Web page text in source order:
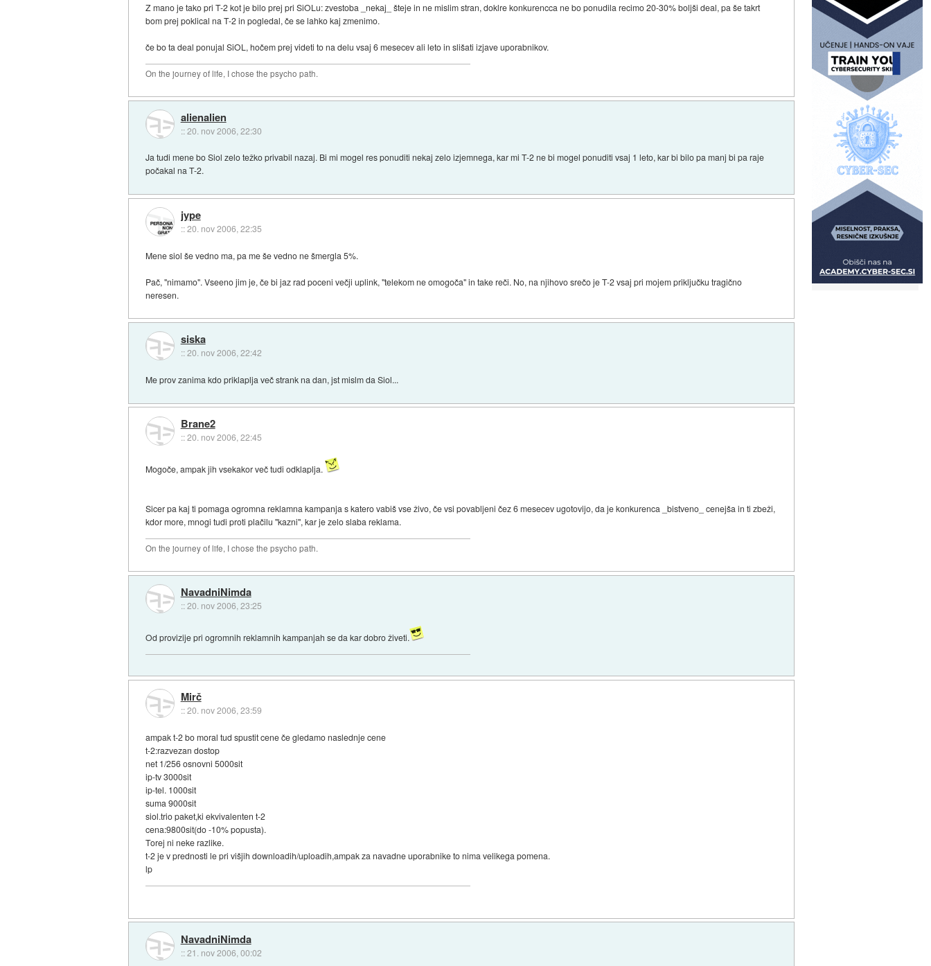
Z mano je tako pri T-2 kot je bilo prej pri SiOLu: zvestoba _nekaj_ šteje in ne mislim stran, doklre konkurencca ne bo ponudila recimo 20-30% boljši deal, pa še takrt
bom prej poklical na T-2 in pogledal, če se lahko kaj zmenimo.
če bo ta deal ponujal SiOL, hočem prej videti to na delu vsaj 6 mesecev ali leto in slišati izjave uporabnikov.
On the journey of life, I chose the psycho path.
alienalien
::20. nov 2006, 22:30
Ja tudi mene bo Siol zelo težko privabil nazaj. Bi mi mogel res ponuditi nekaj zelo izjemnega, kar mi T-2 ne bi mogel ponuditi vsaj 1 leto, kar bi bilo pa manj bi pa raje
počakal na T-2.
jype
::20. nov 2006, 22:35
Mene siol še vedno ma, pa me še vedno ne šmergla 5%.
Pač, "nimamo". Vseeno jim je, če bi jaz rad poceni večji uplink, "telekom ne omogoča" in take reči. No, na njihovo srečo je T-2 vsaj pri mojem priključku tragično
neresen.
siska
::20. nov 2006, 22:42
Me prov zanima kdo priklaplja več strank na dan, jst mislm da Siol...
Brane2
::20. nov 2006, 22:45
Mogoče, ampak jih vsekakor več tudi odklaplja.
Sicer pa kaj ti pomaga ogromna reklamna kampanja s katero vabiš vse živo, če vsi povabljeni čez 6 mesecev ugotovijo, da je konkurenca _bistveno_ cenejša in ti zbeži,
kdor more, mnogi tudi proti plačilu "kazni", kar je zelo slaba reklama.
On the journey of life, I chose the psycho path.
NavadniNimda
::20. nov 2006, 23:25
Od provizije pri ogromnih reklamnih kampanjah se da kar dobro živeti.
Mirč
::20. nov 2006, 23:59
ampak t-2 bo moral tud spustit cene če gledamo naslednje cene
t-2:razvezan dostop
net 1/256 osnovni 5000sit
ip-tv 3000sit
ip-tel. 1000sit
suma 9000sit
siol.trio paket,ki ekvivalenten t-2
cena:9800sit(do -10% popusta).
Torej ni neke razlike.
t-2 je v prednosti le pri višjih downloadih/uploadih,ampak za navadne uporabnike to nima velikega pomena.
lp
NavadniNimda
::21. nov 2006, 00:02